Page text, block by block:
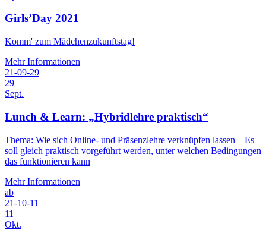
Girls’Day 2021
Komm' zum Mädchenzukunftstag!
Mehr Informationen
21-09-29
29
Sept.
Lunch & Learn: „Hybridlehre praktisch“
Thema: Wie sich Online- und Präsenzlehre verknüpfen lassen – Es
soll gleich praktisch vorgeführt werden, unter welchen Bedingungen
das funktionieren kann
Mehr Informationen
ab
21-10-11
11
Okt.